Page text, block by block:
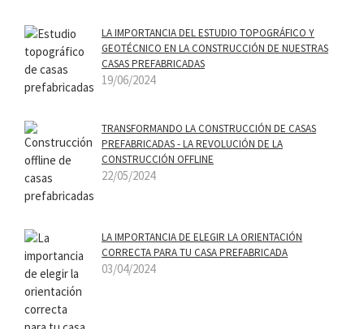
LA IMPORTANCIA DEL ESTUDIO TOPOGRÁFICO Y
GEOTÉCNICO EN LA CONSTRUCCIÓN DE NUESTRAS
CASAS PREFABRICADAS
19/06/2024
TRANSFORMANDO LA CONSTRUCCIÓN DE CASAS
PREFABRICADAS - LA REVOLUCIÓN DE LA
CONSTRUCCIÓN OFFLINE
22/05/2024
LA IMPORTANCIA DE ELEGIR LA ORIENTACIÓN
CORRECTA PARA TU CASA PREFABRICADA
03/04/2024